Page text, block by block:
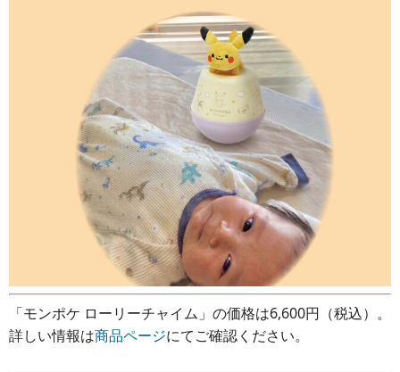
「モンポケ ローリーチャイム」の価格は6,600円（税込）。
詳しい情報は商品ページにてご確認ください。